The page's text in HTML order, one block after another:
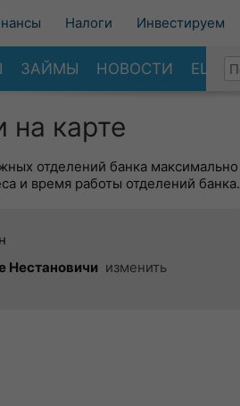
Налоги Инвестируем
ЗАЙМЫ НОВОСТИ ЕЩЕ
карте
отделений банка максимально
и время работы отделений банка.
Нестановичи изменить